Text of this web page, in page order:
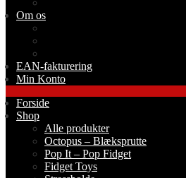
Om os
EAN-fakturering
Min Konto
Forside
Shop
Alle produkter
Octopus – Blæksprutte
Pop It – Pop Fidget
Fidget Toys